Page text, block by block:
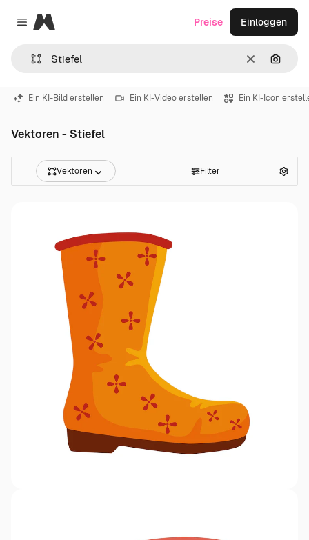
Close menu
Magnific
LöschenNach
Preise Einloggen
Ein KI-Bild erstellen Ein KI-Video erstellen Ein KI-Icon
Vektoren - Stiefel
Vektoren Filter